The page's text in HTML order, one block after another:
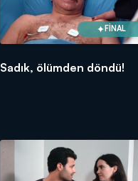
FİNAL
Sadık, ölümden döndü!